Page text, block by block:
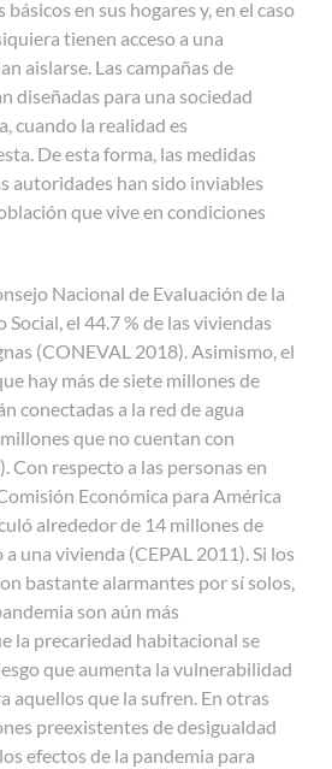
en sus hogares y, en el caso
tienen acceso a una
aislarse. Las campañas de
diseñadas para una sociedad
cuando la realidad es
De esta forma, las medidas
autoridades han sido inviables
que vive en condiciones
Nacional de Evaluación de la
el 44.7 % de las viviendas
(CONEVAL 2018). Asimismo, el
hay más de siete millones de
conectadas a la red de agua
que no cuentan con
Con respecto a las personas en
Económica para América
alrededor de 14 millones de
a una vivienda (CEPAL 2011). Si los
bastante alarmantes por sí solos,
son aún más
la precariedad habitacional se
que aumenta la vulnerabilidad
aquellos que la sufren. En otras
preexistentes de desigualdad
efectos de la pandemia para